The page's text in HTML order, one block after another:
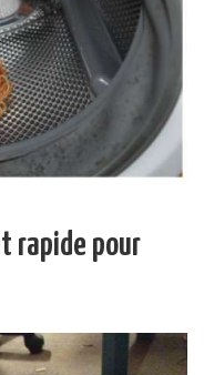
rapide pour